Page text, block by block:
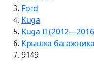
Ford
Kuga
Kuga II
Крышка багажника
9149